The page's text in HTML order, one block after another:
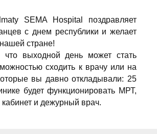
SEMA Hospital поздравляет
с днем республики и желает
стране!
что выходной день может стать
сходить к врачу или на
вы давно откладывали: 25
будет функционировать МРТ,
и дежурный врач.